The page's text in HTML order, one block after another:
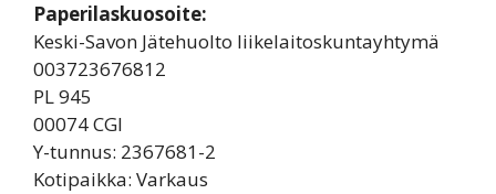
Paperilaskuosoite:
Keski-Savon Jätehuolto liikelaitoskuntayhtymä
003723676812
PL 945
00074 CGI
Y-tunnus: 2367681-2
Kotipaikka: Varkaus